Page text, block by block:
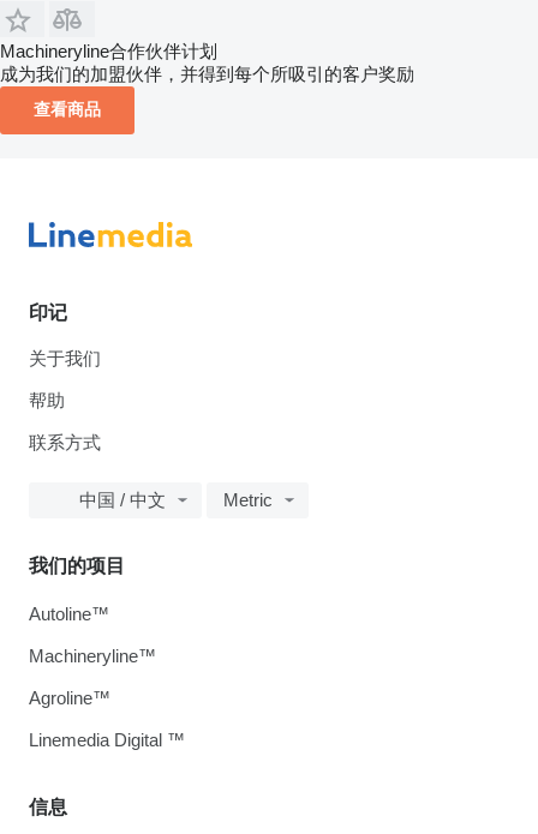
Machineryline合作伙伴计划
成为我们的加盟伙伴，并得到每个所吸引的客户奖励
查看商品
印记
关于我们
帮助
联系方式
中国 / 中文 Metric
信息
我们的项目
Autoline™
Machineryline™
Agroline™
Linemedia Digital ™